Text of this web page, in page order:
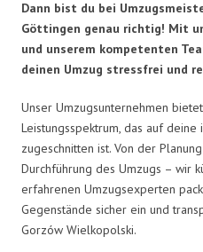
Dann bist du bei
Göttingen genau richtig! Mit
und unserem kompetenten
deinen Umzug stressfrei und
Unser Umzugsunternehmen
Leistungsspektrum, das auf
zugeschnitten ist. Von der
Durchführung des Umzugs – wir
erfahrenen Umzugsexperten
Gegenstände sicher ein und
Gorzów Wielkopolski.